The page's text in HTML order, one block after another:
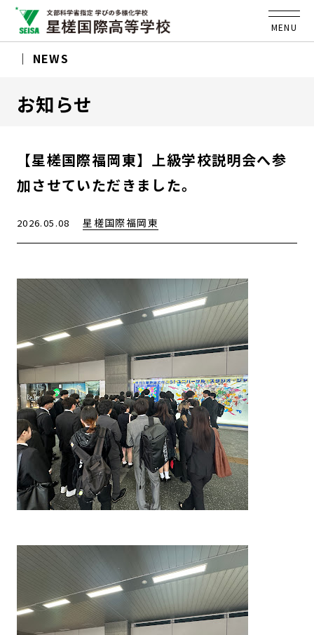
MENU
NEWS
お知らせ
【星槎国際福岡東】上級学校説明会へ参
加させていただきました。
2026.05.08 星槎国際福岡東